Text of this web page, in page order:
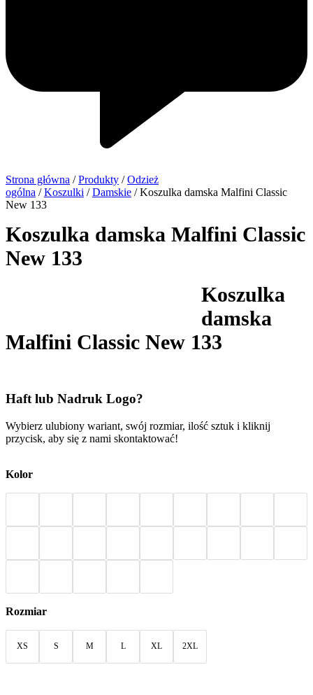
Strona główna /Produkty /Odzież
ogólna /Koszulki /Damskie / Koszulka damska Malfini Classic
New 133
Koszulka damska Malfini Classic
New 133
Koszulka
damska
Malfini Classic New 133
Haft lub Nadruk Logo?
Wybierz ulubiony wariant, swój rozmiar, ilość sztuk i kliknij
przycisk, aby się z nami skontaktować!
Kolor
Rozmiar
XS S M L XL 2XL